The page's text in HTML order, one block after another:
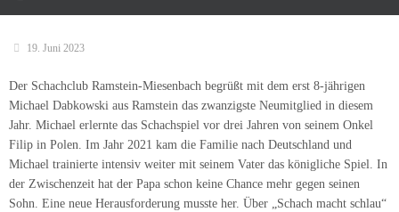
19. Juni 2023
Der Schachclub Ramstein-Miesenbach begrüßt mit dem erst 8-jährigen
Michael Dabkowski aus Ramstein das zwanzigste Neumitglied in diesem
Jahr. Michael erlernte das Schachspiel vor drei Jahren von seinem Onkel
Filip in Polen. Im Jahr 2021 kam die Familie nach Deutschland und
Michael trainierte intensiv weiter mit seinem Vater das königliche Spiel. In
der Zwischenzeit hat der Papa schon keine Chance mehr gegen seinen
Sohn. Eine neue Herausforderung musste her. Über „Schach macht schlau“